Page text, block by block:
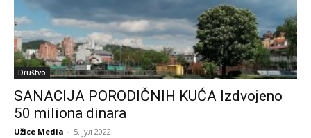
Društvo
SANACIJA PORODIČNIH KUĆA Izdvojeno
50 miliona dinara
Užice Media - 5. јул 2022.